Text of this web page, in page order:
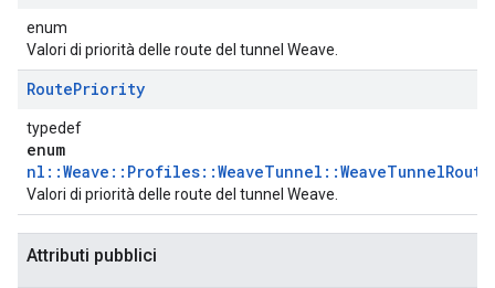
enum
Valori di priorità delle route del tunnel Weave.
RoutePriority
typedef
enum
Valori di priorità delle route del tunnel Weave.
Attributi pubblici